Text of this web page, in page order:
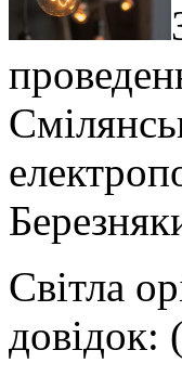
Світла
довідок: